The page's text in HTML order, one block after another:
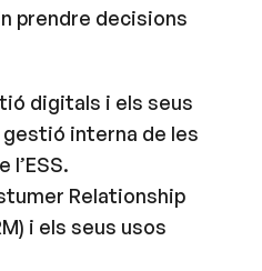
prendre decisions
digitals i els seus
interna de les
l’ESS.
Relationship
i els seus usos